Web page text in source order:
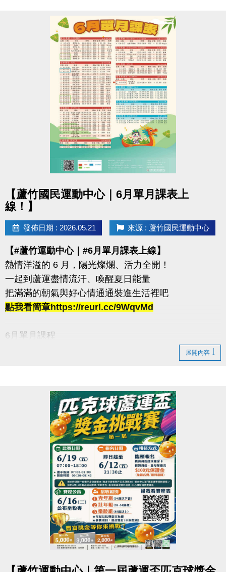
【免費報名】！
◆ 活動獎勵：
→ 冠軍獎金：5,000元
→ 亞軍獎金：3,000元
→ 季軍獎金：1,000元
-————————————
五大關卡連續挑戰
箱跳→ 藥球胸推→ SSB蹲舉→ 槓鈴借力推→滑雪機
每站分開計時，完成一個循環才算成功！
120秒內完成指定動作，考驗你的體能與意志力
凡報名參賽即可獲得 #限量T-SHIRT乙件（數量有限，
送完為止）
加碼優惠 :
1.參賽者折扣：參賽者於活動後1週內可享9折購買家
教課程或團體課程（含體驗課程）。
2.運動持續挑戰方案：參賽者若於活動後1週內報名體
適能月會員或者海陸卡，可享9折優惠。
活動優惠不得與其他折扣、優惠、行銷活動合併使用
連絡資訊
-官網 :
https://www.lzsports.com.tw/zh_TW/news/pageID/1/
【蘆竹國民運動中心｜6月單月課表上
線！】
發佈日期 : 2026.05.21 來源 : 蘆竹國民運動中心
【#蘆竹運動中心｜#6月單月課表上線】
熱情洋溢的 6 月，陽光燦爛、活力全開！
一起到蘆運盡情流汗、喚醒夏日能量
把滿滿的朝氣與好心情通通裝進生活裡吧
點我看簡章https://reurl.cc/9WqvMd
6月單月課程
▶ 課程臨櫃報名，【NEW】課程可使用APP報名。
▶ 上課請穿著運動服裝，並攜帶毛巾、水。
▶ 有氧、瑜珈、飛輪需年滿15歲；懸吊、空瑜需年滿
▶ 若因人數不足無法開班，將於開課前通知，並請持
原信用卡、繳費憑證及發票至本中心辦理退費。
-洽詢專線：03-2639066 #112
-官網 :
https://www.lzsports.com.tw/zh_TW/news/pageID/1/
-FB : 桃園市蘆竹國民運動中心
-IG : @luzhusports
展開內容